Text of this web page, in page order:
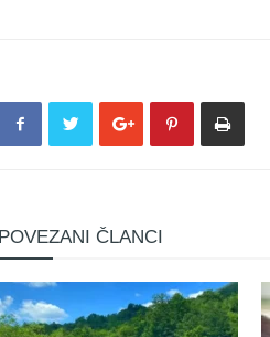
POVEZANI ČLANCI